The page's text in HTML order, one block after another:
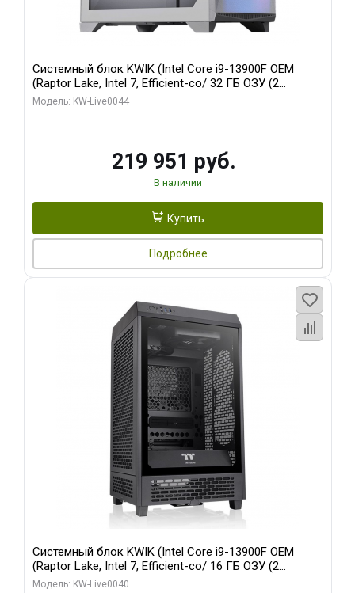
Системный блок KWIK (Intel Core i9-13900F OEM
(Raptor Lake, Intel 7, Efficient-co/ 32 ГБ ОЗУ (2
модуля)/ Gigabyte RTX5070Ti AERO OC 16GB GDDR7
Модель: KW-Live0044
219 951 руб.
В наличии
Купить
Подробнее
Системный блок KWIK (Intel Core i9-13900F OEM
(Raptor Lake, Intel 7, Efficient-co/ 16 ГБ ОЗУ (2
модуля)/ Gigabyte RTX5070 GAMING OC 12GB GDDR7
Модель: KW-Live0040